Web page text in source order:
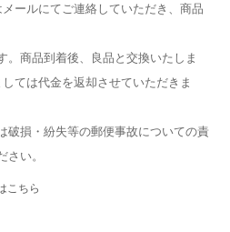
ールにてご連絡していただき、商品
。商品到着後、良品と交換いたしま
ては代金を返却させていただきま
破損・紛失等の郵便事故についての責
さい。
こちら